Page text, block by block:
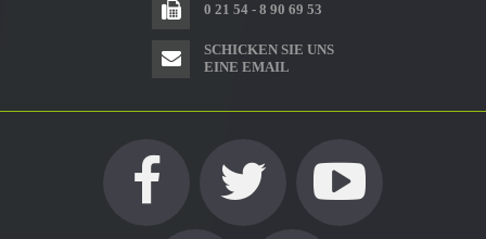
0 21 54 - 8 90 69 53
SCHICKEN SIE UNS
EINE EMAIL